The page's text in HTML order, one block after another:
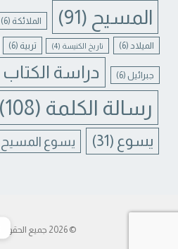
المسيح (91) الملائكة (6)
الميلاد (6) تاريخ الكنيسة (4) تربية (6)
جبرائيل (6) دراسة الكتاب
رسالة الكلمة (108)
يسوع (31) يسوع المسيح
© 2026 جميع الحقوق محفوظة.